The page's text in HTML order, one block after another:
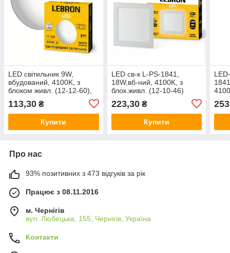
LED світильник 9W,
вбудований, 4100K, з
блоком живл. (12-12-60),
113,30 ₴
Купити
LED св-к L-PS-1841,
18W,вб-ний, 4100K, з
блок.живл. (12-10-46)
223,30₴
Купити
253
Про нас
93% позитивних з 473 відгуків за рік
Працює з 08.11.2016
м. Чернігів
вул. Любецька, 155, Чернігів, Україна
Контакти